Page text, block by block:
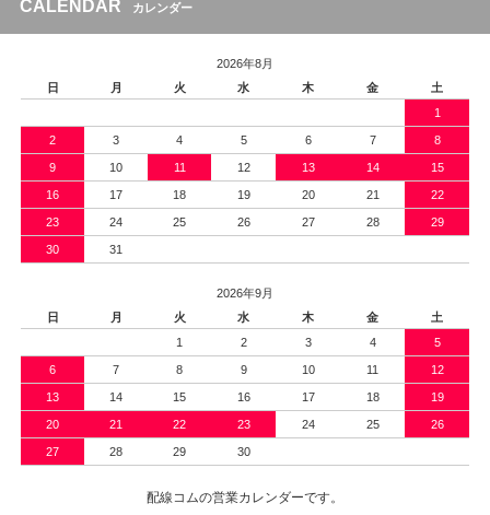
CALENDAR カレンダー
2026年8月
日
月 火 水 木 金
土
1
2 3 4 5 6 7 8
9 10 11 12 13 14 15
16 17 18 19 20 21 22
23 24 25 26 27 28 29
30 31
2026年9月
日
月 火 水 木 金
土
1
2 3 4 5
6 7 8 9 10 11 12
13 14 15 16 17 18 19
20 21 22 23 24 25 26
27 28 29 30
配線コムの営業カレンダーです。